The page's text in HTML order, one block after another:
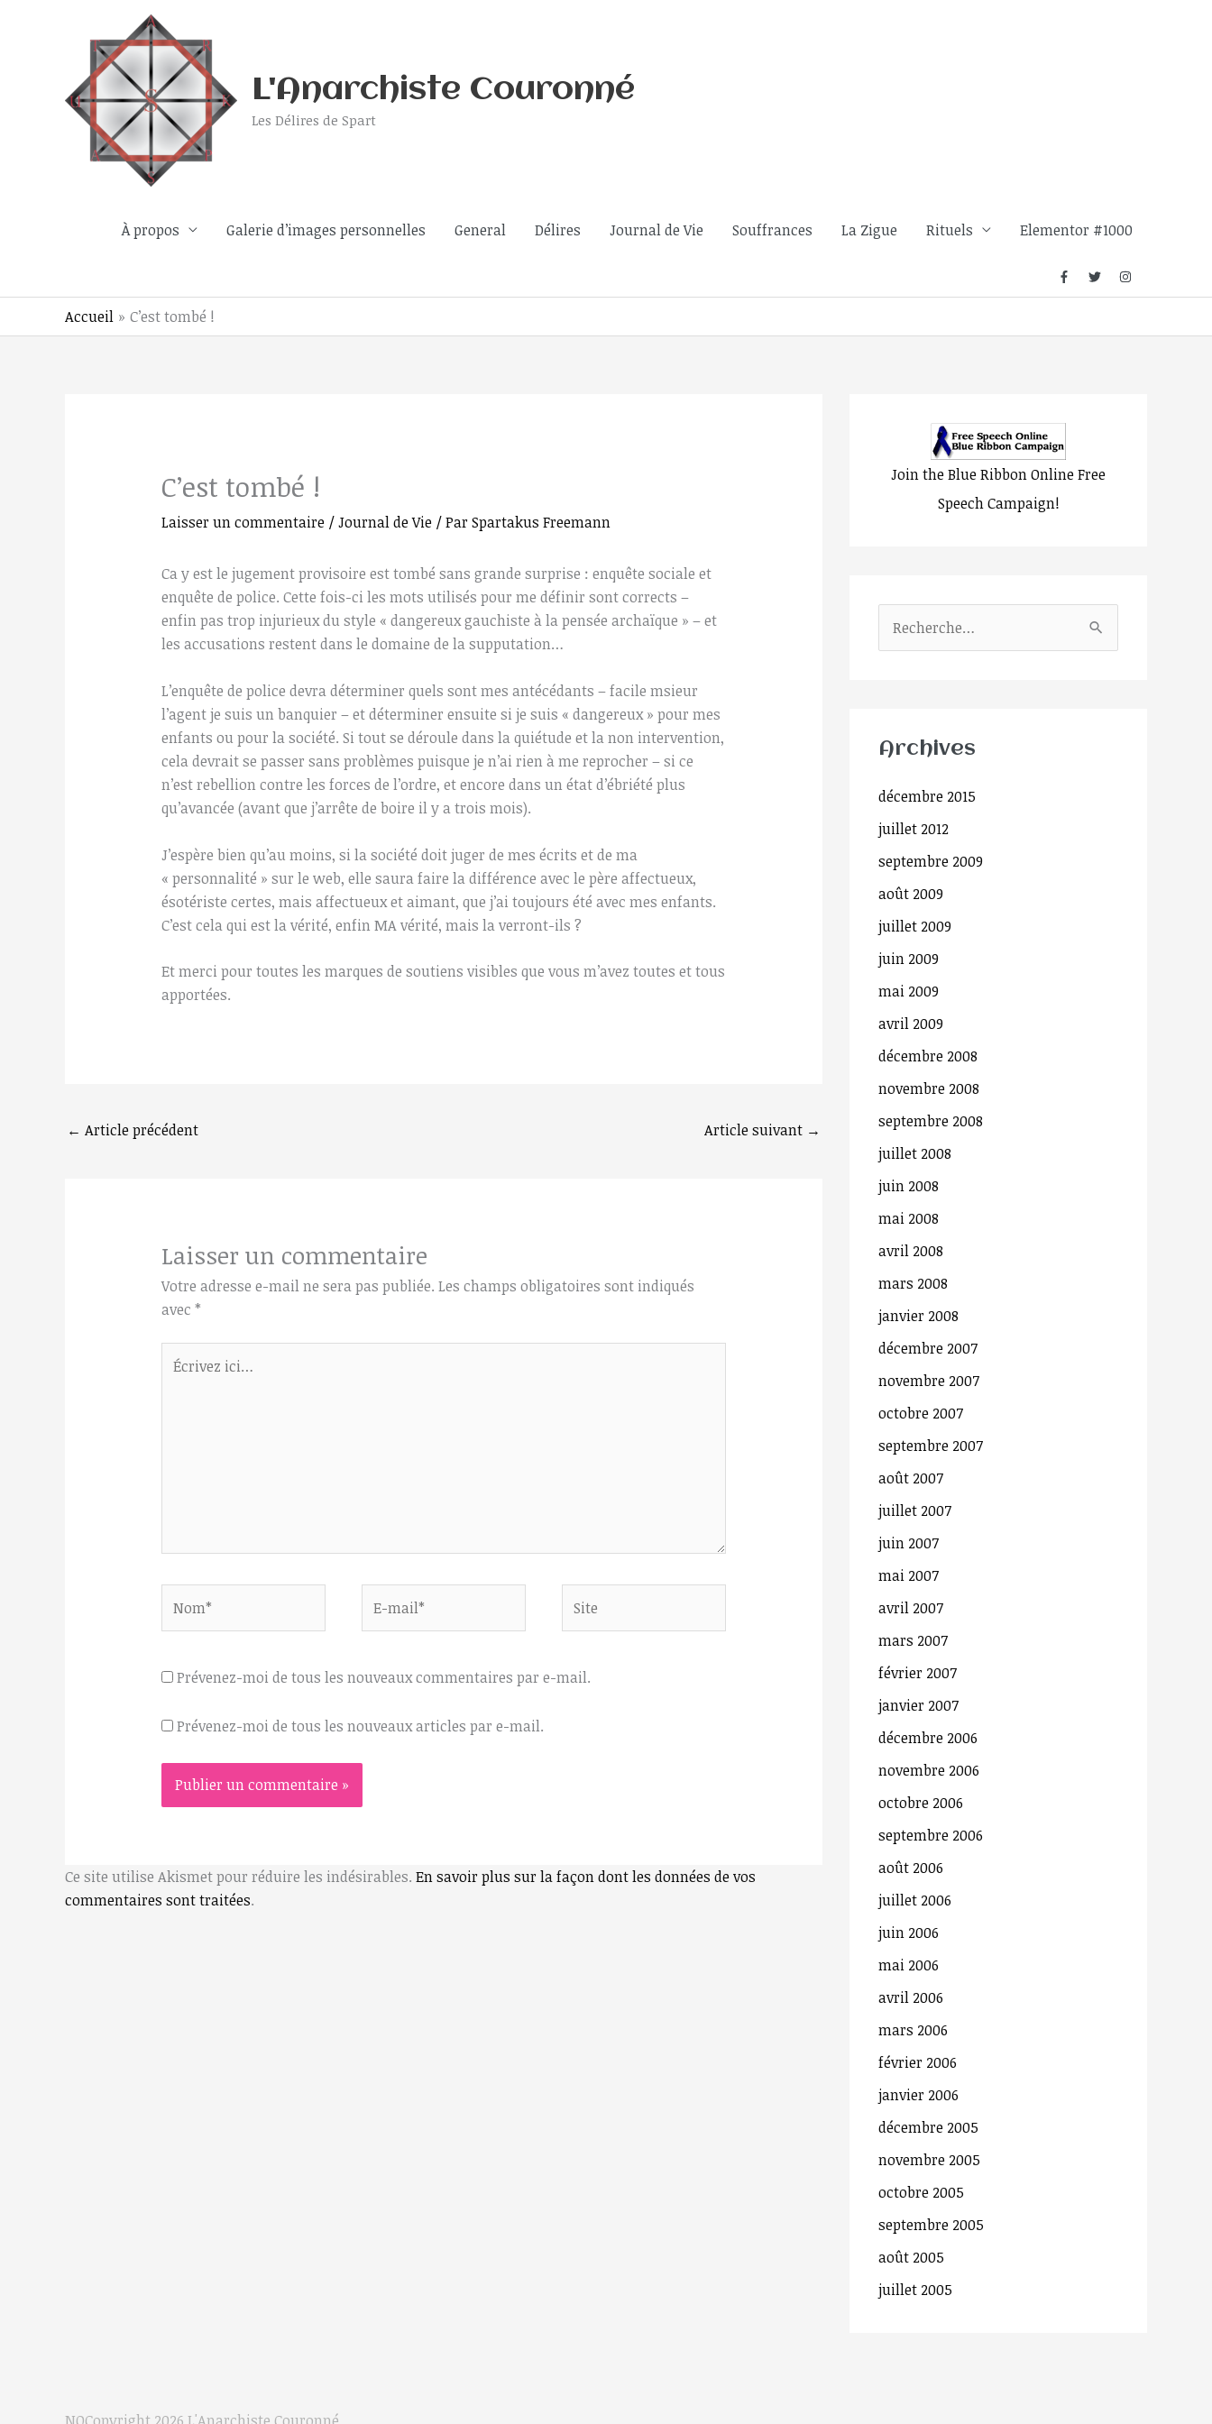
L'Anarchiste Couronné
Les Délires de Spart
À propos Galerie d’images personnelles General Délires Journal de Vie Souffrances La Zigue Rituels Elementor #1000
Accueil C’est tombé !
C’est tombé !
Laisser un commentaire /Journal de Vie/ ParSpartakus Freemann
Ca y est le jugement provisoire est tombé sans grande surprise : enquête sociale et
enquête de police. Cette fois-ci les mots utilisés pour me définir sont corrects –
enfin pas trop injurieux du style « dangereux gauchiste à la pensée archaïque » – et
les accusations restent dans le domaine de la supputation…
L’enquête de police devra déterminer quels sont mes antécédants – facile msieur
l’agent je suis un banquier – et déterminer ensuite si je suis « dangereux » pour mes
enfants ou pour la société. Si tout se déroule dans la quiétude et la non intervention,
cela devrait se passer sans problèmes puisque je n’ai rien à me reprocher – si ce
n’est rebellion contre les forces de l’ordre, et encore dans un état d’ébriété plus
qu’avancée (avant que j’arrête de boire il y a trois mois).
J’espère bien qu’au moins, si la société doit juger de mes écrits et de ma
« personnalité » sur le web, elle saura faire la différence avec le père affectueux,
ésotériste certes, mais affectueux et aimant, que j’ai toujours été avec mes enfants.
C’est cela qui est la vérité, enfin MA vérité, mais la verront-ils ?
Et merci pour toutes les marques de soutiens visibles que vous m’avez toutes et tous
apportées.
← Article précédent Article suivant →
Laisser un commentaire
Votre adresse e-mail ne sera pas publiée. Les champs obligatoires sont indiqués
avec *
Écrivez
ici…
mail*
Prévenez-moi de tous les nouveaux commentaires par e-mail.
Prévenez-moi de tous les nouveaux articles par e-mail.
Ce site utilise Akismet pour réduire les indésirables. En savoir plus sur la façon dont les données de vos
commentaires sont traitées.
Join the Blue Ribbon Online Free
Speech Campaign!
e
c
h
e
r
:
Archives
décembre 2015
juillet 2012
septembre 2009
août 2009
juillet 2009
juin 2009
mai 2009
avril 2009
décembre 2008
novembre 2008
septembre 2008
juillet 2008
juin 2008
mai 2008
avril 2008
mars 2008
janvier 2008
décembre 2007
novembre 2007
octobre 2007
septembre 2007
août 2007
juillet 2007
juin 2007
mai 2007
avril 2007
mars 2007
février 2007
janvier 2007
décembre 2006
novembre 2006
octobre 2006
septembre 2006
août 2006
juillet 2006
juin 2006
mai 2006
avril 2006
mars 2006
février 2006
janvier 2006
décembre 2005
novembre 2005
octobre 2005
septembre 2005
août 2005
juillet 2005